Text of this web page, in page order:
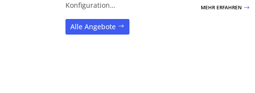
Konfiguration…
Alle Angebote
MEHR ERFAHREN $